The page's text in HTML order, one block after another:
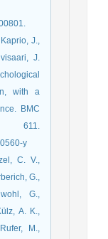
J.,
J.
with a
BMC
611.
y
C. V.,
G.,
G.,
A. K.,
M.,